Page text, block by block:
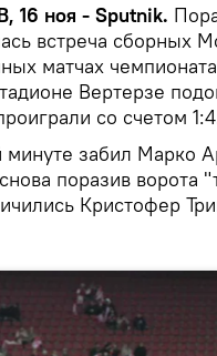
16 ноя - Sputnik.
встреча сборных
матчах
Вертерзе
со счетом
минуте забил Марко
поразив ворота
Кристофер